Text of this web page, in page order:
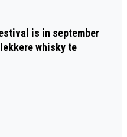
is in september
whisky te